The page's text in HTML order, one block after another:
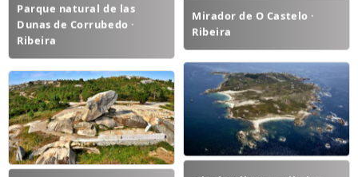
Mirador de O Castelo ·
Ribeira
Parque natural de las
Dunas de Corrubedo ·
Ribeira